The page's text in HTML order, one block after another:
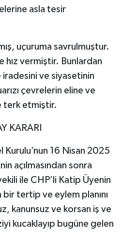
asla tesir
uçuruma savrulmuştur.
hız vermiştir. Bunlardan
ve siyasetinin
çevrelerin eline ve
terk etmiştir.
KARARI
16 Nisan 2025
açılmasından sonra
ile CHP’li Katip Üyenin
bir tertip ve eylem planını
kanunsuz ve korsan iş ve
kucaklayıp bugüne gelen